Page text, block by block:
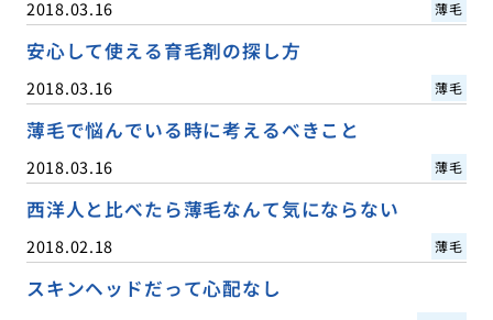
2018.03.16 薄毛
安心して使える育毛剤の探し方
2018.03.16 薄毛
薄毛で悩んでいる時に考えるべきこと
2018.03.16 薄毛
西洋人と比べたら薄毛なんて気にならない
2018.02.18 薄毛
スキンヘッドだって心配なし